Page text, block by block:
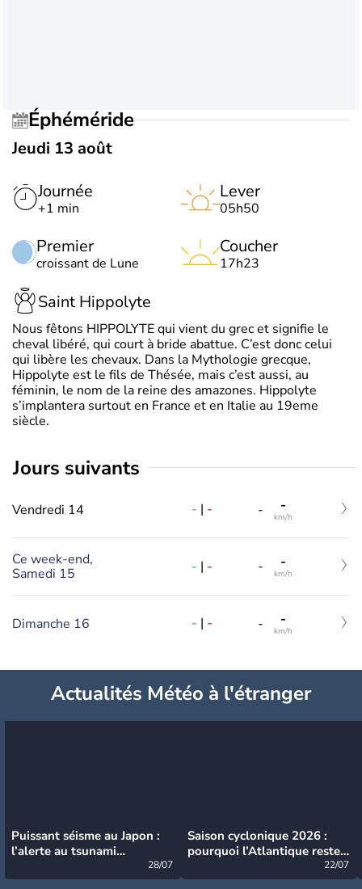
Éphéméride
Jeudi 13 août
Journée
+1 min
Premier
croissant de Lune
Lever
05h50
Coucher
17h23
Saint Hippolyte
Nous fêtons HIPPOLYTE qui vient du grec et signifie le
cheval libéré, qui court à bride abattue. C’est donc celui
qui libère les chevaux. Dans la Mythologie grecque,
Hippolyte est le fils de Thésée, mais c’est aussi, au
féminin, le nom de la reine des amazones. Hippolyte
s’implantera surtout en France et en Italie au 19eme
siècle.
jours suivants
Vendredi 14 - | - - -
km/h
Ce week-end,
Samedi 15
- | - - -
km/h
Dimanche 16 - | - - -
km/h
Actualités Météo à l'étranger
Puissant séisme au Japon :
l’alerte au tsunami
28/07
Saison cyclonique 2026 :
pourquoi l’Atlantique reste
22/07